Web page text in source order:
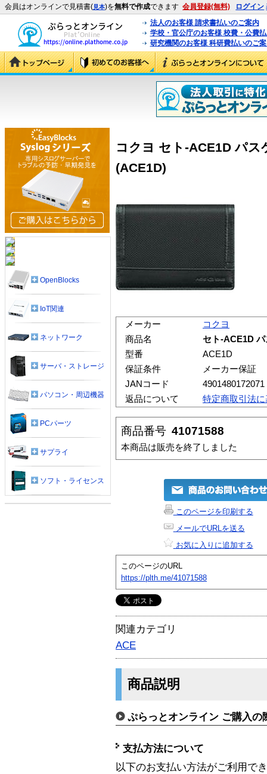
会員はオンラインで見積書(見本)を無料で作成できます 会員登録(無料) ログイン
法人のお客様 請求書払いのご案内
学校・官公庁のお客様 校費・公費
研究機関のお客様 科研費払いのご
コクヨ セト-ACE1D パ
(ACE1D)
メーカー
コクヨ
商品名
セト-ACE1D
型番
ACE1D
保証条件
メーカー保証
JANコード
4901480172071
返品について
特定商取引法
商品番号 41071588
本商品は販売を終了しました
このページを印刷する
メールでURLを送る
お気に入りに追加する
このページのURL
https://plth.me/41071588
関連カテゴリ
ACE
商品説明
ぷらっとオンライン ご購入の
支払方法について
以下のお支払い方法がご利用で
OpenBlocks
IoT関連
ネットワーク
サーバ・ストレージ
パソコン・周辺機器
PCパーツ
サプライ
ソフト・ライセンス